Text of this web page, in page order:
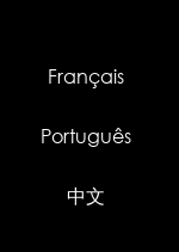
Français
Português
中文